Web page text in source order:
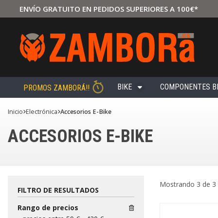
ENVÍO GRATUITO EN PEDIDOS SUPERIORES A 100€*
PROMOS ZAMBORÁ!! BIKE COMPONENTES
Inicio electrónica Accesorios E-Bike
ACCESORIOS E-BIKE
Mostrando 3 de
FILTRO DE RESULTADOS
Rango de precios